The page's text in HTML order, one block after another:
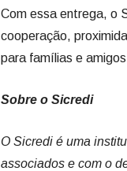
Com essa entrega, o
cooperação,
para famílias e
Sobre o Sicredi
O Sicredi é uma
associados e com o